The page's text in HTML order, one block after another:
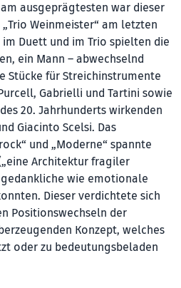
ausgeprägtesten war dieser
Weinmeister“ am letzten
im Duett und im Trio spielten die
ein Mann – abwechselnd
Stücke für Streichinstrumente
Gabrielli und Tartini sowie
20. Jahrhunderts wirkenden
Giacinto Scelsi. Das
und „Moderne“ spannte
Architektur fragiler
wie emotionale
Dieser verdichtete sich
Positionswechseln der
Konzept, welches
oder zu bedeutungsbeladen